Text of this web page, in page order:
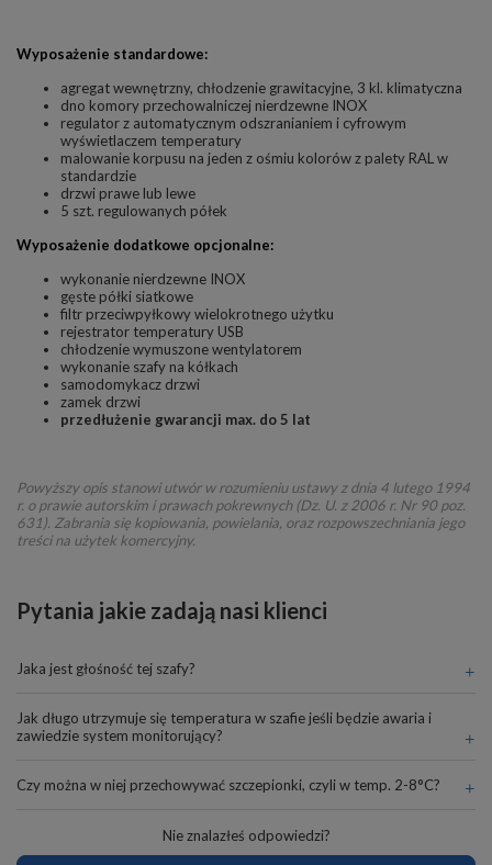
Wyposażenie standardowe:
agregat wewnętrzny, chłodzenie grawitacyjne, 3 kl. klimatyczna
dno komory przechowalniczej nierdzewne INOX
regulator z automatycznym odszranianiem i cyfrowym
wyświetlaczem temperatury
malowanie korpusu na jeden z ośmiu kolorów z palety RAL w
standardzie
drzwi prawe lub lewe
5 szt. regulowanych półek
Wyposażenie dodatkowe opcjonalne:
wykonanie nierdzewne INOX
gęste półki siatkowe
filtr przeciwpyłkowy wielokrotnego użytku
rejestrator temperatury USB
chłodzenie wymuszone wentylatorem
wykonanie szafy na kółkach
samodomykacz drzwi
zamek drzwi
przedłużenie gwarancji max. do 5 lat
Powyższy opis stanowi utwór w rozumieniu ustawy z dnia 4 lutego 1994
r. o prawie autorskim i prawach pokrewnych (Dz. U. z 2006 r. Nr 90 poz.
631). Zabrania się kopiowania, powielania, oraz rozpowszechniania jego
treści na użytek komercyjny.
Pytania jakie zadają nasi klienci
Jaka jest głośność tej szafy?
Jak długo utrzymuje się temperatura w szafie jeśli będzie awaria i
zawiedzie system monitorujący?
Czy można w niej przechowywać szczepionki, czyli w temp. 2-8°C?
Nie znalazłeś odpowiedzi?